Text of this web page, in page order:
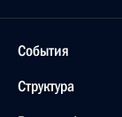
События
Структура